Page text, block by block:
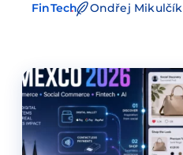
FinTech Ondřej Mikulčík